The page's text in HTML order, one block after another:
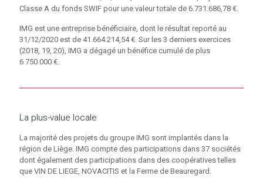
Classe A du fonds SWIF pour une valeur totale de 6.731.686,78 €.
IMG est une entreprise bénéficiaire, dont le résultat reporté au
31/12/2020 est de 41.664.214,54 €. Sur les 3 derniers exercices
(2018, 19, 20), IMG a dégagé un bénéfice cumulé de plus
6 750 000 €.
La plus-value locale
La majorité des projets du groupe IMG sont implantés dans la
région de Liège. IMG compte des participations dans 37 sociétés
dont également des participations dans des coopératives telles
que VIN DE LIEGE, NOVACITIS et la Ferme de Beauregard.